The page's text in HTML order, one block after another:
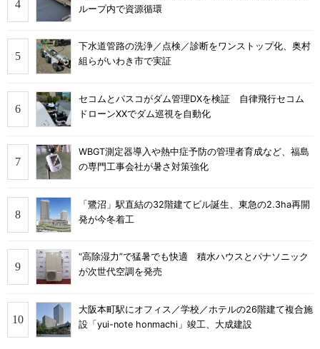
ループ内で資源循環
下水道管路の洗浄／点検／診断をワンストップ化、奥村
組らがいわき市で実証
セコムとパスコがダム管理DXを検証 自律飛行セコム
ドローンXXでダム巡視を自動化
WBGT測定器導入や熱中症予防の管理者育成など、福島
の専門工事会社が暑さ対策強化
「鷺沼」駅直結の32階建てビル誕生、東急の2.3ha再開
発が今冬着工
“高除湿力”で猛暑でも快適 積水ハウスとパナソニック
が次世代空調を発売
大阪本町駅にオフィス／学校／ホテルの26階建て複合施
設「yui-note honmachi」竣工、大成建設